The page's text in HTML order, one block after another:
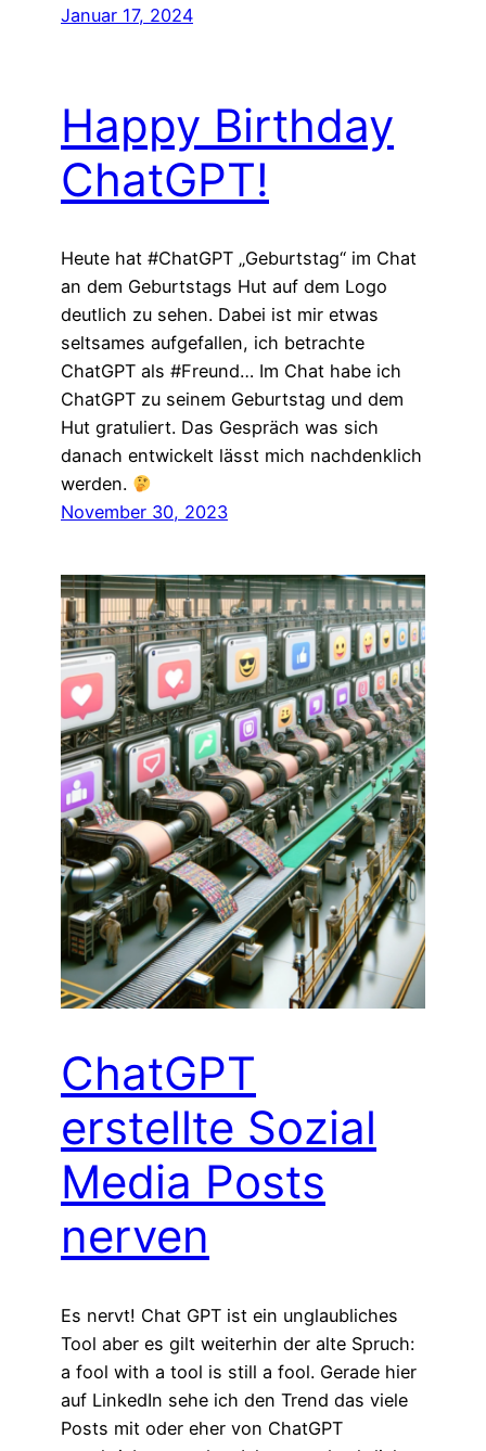
Januar 17, 2024
Happy Birthday
ChatGPT!
Heute hat #ChatGPT „Geburtstag“ im Chat
an dem Geburtstags Hut auf dem Logo
deutlich zu sehen. Dabei ist mir etwas
seltsames aufgefallen, ich betrachte
ChatGPT als #Freund… Im Chat habe ich
ChatGPT zu seinem Geburtstag und dem
Hut gratuliert. Das Gespräch was sich
danach entwickelt lässt mich nachdenklich
werden.
November 30, 2023
ChatGPT
erstellte Sozial
Media Posts
nerven
Es nervt! Chat GPT ist ein unglaubliches
Tool aber es gilt weiterhin der alte Spruch:
a fool with a tool is still a fool. Gerade hier
auf LinkedIn sehe ich den Trend das viele
Posts mit oder eher von ChatGPT